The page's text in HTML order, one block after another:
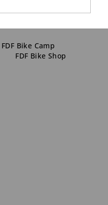
FDF Bike Camp
FDF Bike Shop